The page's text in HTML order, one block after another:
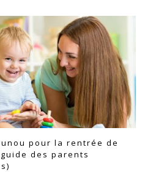
pour la rentrée de
des parents